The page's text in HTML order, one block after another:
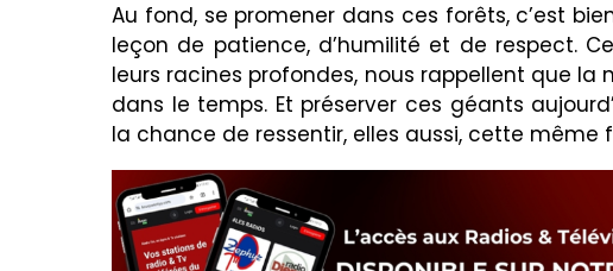
Au fond, se promener dans ces forêts, c’est
leçon de patience, d’humilité et de respect.
leurs racines profondes, nous rappellent que la
dans le temps. Et préserver ces géants
la chance de ressentir, elles aussi, cette